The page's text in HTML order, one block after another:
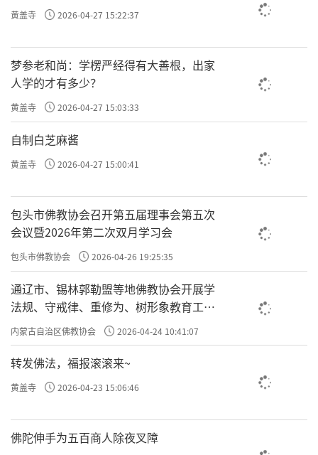
黄盖寺 2026-04-27 15:22:37
梦参老和尚：学楞严经得有大善根，出家
人学的才有多少？
黄盖寺 2026-04-27 15:03:33
自制白芝麻酱
黄盖寺 2026-04-27 15:00:41
包头市佛教协会召开第五届理事会第五次
会议暨2026年第二次双月学习会
包头市佛教协会 2026-04-26 19:25:35
通辽市、锡林郭勒盟等地佛教协会开展学
法规、守戒律、重修为、树形象教育工作
专题学习会
内蒙古自治区佛教协会 2026-04-24 10:41:07
转发佛法，福报滚滚来~
黄盖寺 2026-04-23 15:06:46
佛陀伸手为五百商人除夜叉障